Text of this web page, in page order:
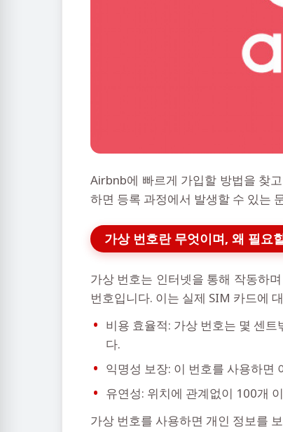
Airbnb에 빠르게 가입할 방법을 찾
하면 등록 과정에서 발생할 수 있는
가상 번호란 무엇이며, 왜 필요
가상 번호는 인터넷을 통해 작동하
번호입니다. 이는 실제 SIM 카드에
비용 효율적: 가상 번호는 몇 센
다.
익명성 보장: 이 번호를 사용하면
유연성: 위치에 관계없이 100개
가상 번호를 사용하면 개인 정보를